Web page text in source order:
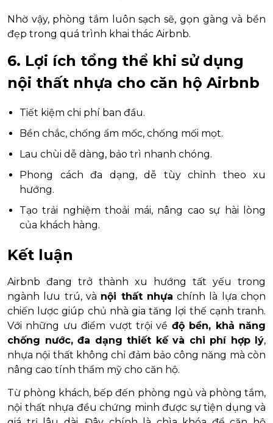
Nhờ vậy, phòng tắm luôn sạch sẽ, gọn gàng và bền
đẹp trong quá trình khai thác Airbnb.
6. Lợi ích tổng thể khi sử dụng
nội thất nhựa cho căn hộ Airbnb
Tiết kiệm chi phí ban đầu.
Bền chắc, chống ẩm mốc, chống mối mọt.
Lau chùi dễ dàng, bảo trì nhanh chóng.
Phong cách đa dạng, dễ tùy chỉnh theo xu
hướng.
Tạo trải nghiệm thoải mái, nâng cao sự hài lòng
của khách hàng.
Kết luận
Airbnb đang trở thành xu hướng tất yếu trong
ngành lưu trú, và nội thất nhựa chính là lựa chọn
chiến lược giúp chủ nhà gia tăng lợi thế cạnh tranh.
Với những ưu điểm vượt trội về độ bền, khả năng
chống nước, đa dạng thiết kế và chi phí hợp lý,
nhựa nội thất không chỉ đảm bảo công năng mà còn
nâng cao tính thẩm mỹ cho căn hộ.
Từ phòng khách, bếp đến phòng ngủ và phòng tắm,
nội thất nhựa đều chứng minh được sự tiện dụng và